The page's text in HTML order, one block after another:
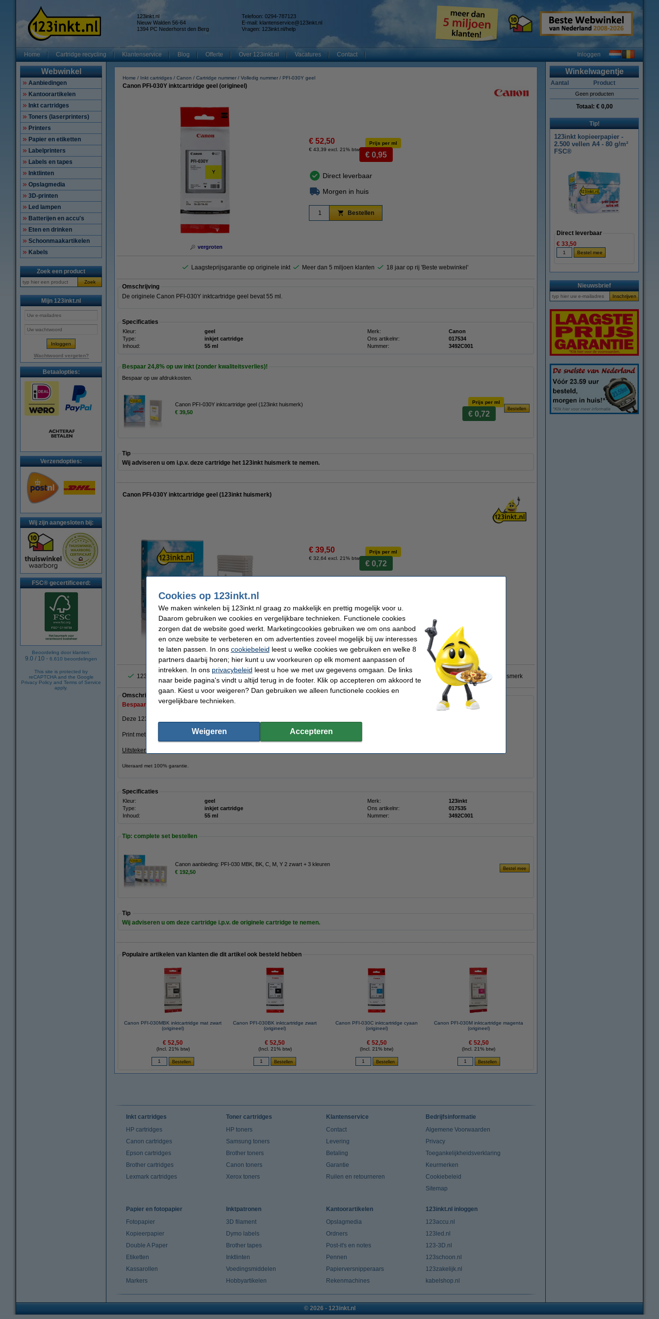
123inkt.nl
Nieuw Walden 56-64
1394 PC Nederhorst den Berg
Telefoon: 0294-787123
E-mail: klantenservice@123inkt.nl
Vragen: 123inkt.nl/help
Home Cartridge recycling Klantenservice Blog Offerte Over 123inkt.nl Vacatures Contact Inloggen
Webwinkel
Aanbiedingen
Kantoorartikelen
Inkt cartridges
Toners (laserprinters)
Printers
Papier en etiketten
Labelprinters
Labels en tapes
Inktlinten
Opslagmedia
3D-printen
Led lampen
Batterijen en accu's
Eten en drinken
Schoonmaakartikelen
Kabels
Zoek een product
Zoek
Mijn 123inkt.nl
Wachtwoord vergeten?
Betaalopties:
Verzendopties:
Wij zijn aangesloten bij:
FSC® gecertificeerd:
Beoordeling door klanten:
9.0 / 10 - 6.610 beoordelingen
This site is protected by
reCAPTCHA and the Google
Privacy Policy and Terms of Service
apply.
Home Inkt cartridges Canon Cartridge nummer Volledig nummer PFI-030Y geel
Canon PFI-030Y inktcartridge geel (origineel)
vergroten
€ 52,50
€ 43,39 excl. 21% btw
Prijs per ml
€ 0,95
Direct leverbaar
Morgen in huis
Bestellen
Laagsteprijsgarantie op originele inkt Meer dan 5 miljoen klanten 18 jaar op rij 'Beste webwinkel'
Omschrijving
De originele Canon PFI-030Y inktcartridge geel bevat 55 ml.
Specificaties
Kleur: geel Merk:
Canon
Type:
inkjet cartridge Ons artikelnr:
017534
Inhoud:
55 ml Nummer: 3492C001
Bespaar 24,8% op uw inkt (zonder kwaliteitsverlies)!
Bespaar op uw afdrukkosten.
Canon PFI-030Y inktcartridge geel (123inkt huismerk)
€ 39,50
Prijs per ml
€ 0,72
Tip
Wij adviseren u om i.p.v. deze cartridge het 123inkt huismerk te nemen.
Canon PFI-030Y inktcartridge geel (123inkt huismerk)
€ 39,50
€ 32,64 excl. 21% btw
Prijs per ml
€ 0,72
Bestellen
123inkt de populairste huismerk inkt van Nederland Consumentenbond: 9/10 tevreden over huismerk 100% garantie op 123inkt huismerk
Omschrijving
Bespaar
24,8%op uw inkt (zonder kwaliteitsverlies)!
Deze 123inkt huismerk cartridge bevat
Print met dezelfde hoge kwaliteit, dezelfde afdrukprofielen en dezelfde duurzame resultaten. Maar dan voor een veel lagere prijs!
Uitstekende kwaliteit
Uiteraard met 100% garantie.
Specificaties
Kleur: geel Merk:
123inkt
Type:
inkjet cartridge Ons artikelnr:
017535
Inhoud:
55 ml Nummer: 3492C001
Tip: complete set bestellen
Canon aanbieding: PFI-030 MBK, BK, C, M, Y 2 zwart + 3 kleuren
€ 192,50
Tip
Wij adviseren u om deze cartridge i.p.v. de originele cartridge te nemen.
Populaire artikelen van klanten die dit artikel ook besteld hebben
Canon PFI-030MBK inktcartridge mat zwart
(origineel)
€ 52,50
(Incl. 21% btw)
Canon PFI-030BK inktcartridge zwart
(origineel)
€ 52,50
(Incl. 21% btw)
Canon PFI-030C inktcartridge cyaan
(origineel)
€ 52,50
(Incl. 21% btw)
Canon PFI-030M inktcartridge magenta
(origineel)
€ 52,50
(Incl. 21% btw)
Winkelwagentje
Aantal Product
Geen producten
Totaal: € 0,00
Tip!
123inkt kopieerpapier -
2.500 vellen A4 - 80 g/m²
FSC®
Direct leverbaar
€ 33,50
Nieuwsbrief
Inkt cartridges
HP cartridges
Canon cartridges
Epson cartridges
Brother cartridges
Lexmark cartridges
Toner cartridges
HP toners
Samsung toners
Brother toners
Canon toners
Xerox toners
Klantenservice
Contact
Levering
Betaling
Garantie
Ruilen en retourneren
Bedrijfsinformatie
Algemene Voorwaarden
Privacy
Toegankelijkheidsverklaring
Keurmerken
Cookiebeleid
Sitemap
Papier en fotopapier
Fotopapier
Kopieerpapier
Double A Paper
Etiketten
Kassarollen
Markers
Inktpatronen
3D filament
Dymo labels
Brother tapes
Inktlinten
Voedingsmiddelen
Hobbyartikelen
Kantoorartikelen
Opslagmedia
Ordners
Post-it's en notes
Pennen
Papierversnipperaars
Rekenmachines
123inkt.nl inloggen
123accu.nl
123led.nl
123-3D.nl
123schoon.nl
123zakelijk.nl
kabelshop.nl
© 2026 - 123inkt.nl
Cookies op 123inkt.nl
We maken winkelen bij 123inkt.nl graag zo makkelijk en prettig mogelijk voor u.
Daarom gebruiken we cookies en vergelijkbare technieken. Functionele cookies
zorgen dat de website goed werkt. Marketingcookies gebruiken we om ons aanbod
en onze website te verbeteren en om advertenties zoveel mogelijk bij uw interesses
te laten passen. In ons cookiebeleid leest u welke cookies we gebruiken en welke 8
partners daarbij horen; hier kunt u uw voorkeuren op elk moment aanpassen of
intrekken. In ons privacybeleid leest u hoe we met uw gegevens omgaan. De links
naar beide pagina's vindt u altijd terug in de footer. Klik op accepteren om akkoord te
gaan. Kiest u voor weigeren? Dan gebruiken we alleen functionele cookies en
vergelijkbare technieken.
Weigeren Accepteren